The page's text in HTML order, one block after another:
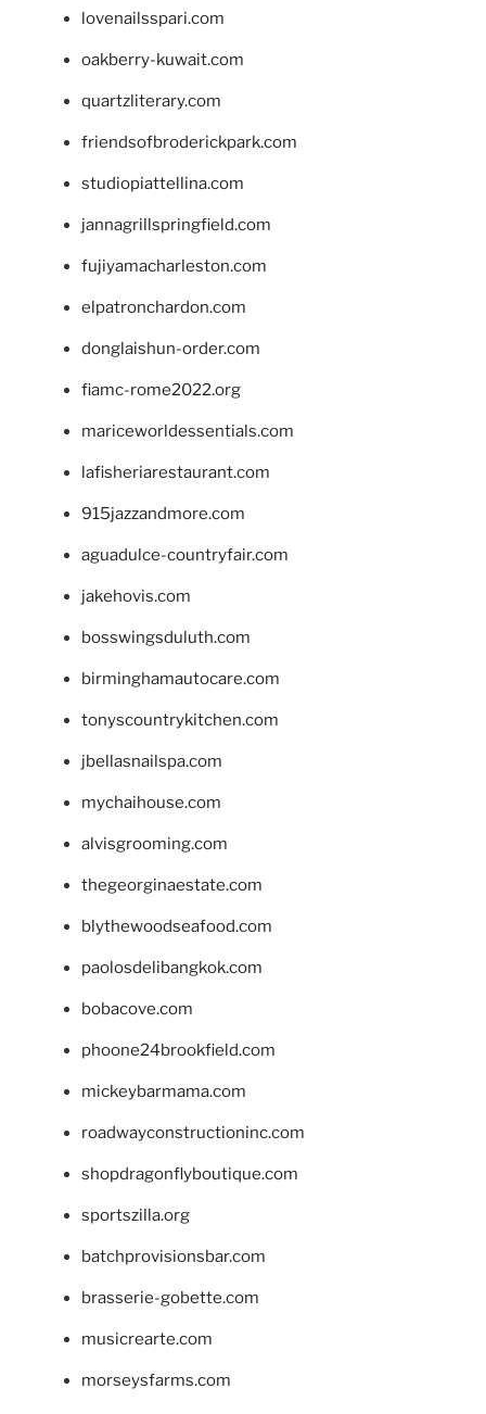
lovenailsspari.com
oakberry-kuwait.com
quartzliterary.com
friendsofbroderickpark.com
studiopiattellina.com
jannagrillspringfield.com
fujiyamacharleston.com
elpatronchardon.com
donglaishun-order.com
fiamc-rome2022.org
mariceworldessentials.com
lafisheriarestaurant.com
915jazzandmore.com
aguadulce-countryfair.com
jakehovis.com
bosswingsduluth.com
birminghamautocare.com
tonyscountrykitchen.com
jbellasnailspa.com
mychaihouse.com
alvisgrooming.com
thegeorginaestate.com
blythewoodseafood.com
paolosdelibangkok.com
bobacove.com
phoone24brookfield.com
mickeybarmama.com
roadwayconstructioninc.com
shopdragonflyboutique.com
sportszilla.org
batchprovisionsbar.com
brasserie-gobette.com
musicrearte.com
morseysfarms.com